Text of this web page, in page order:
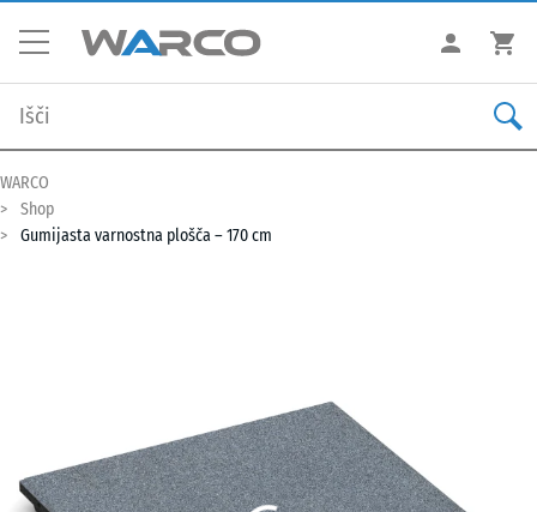
WARCO
Shop
Gumijasta varnostna plošča – 170 cm